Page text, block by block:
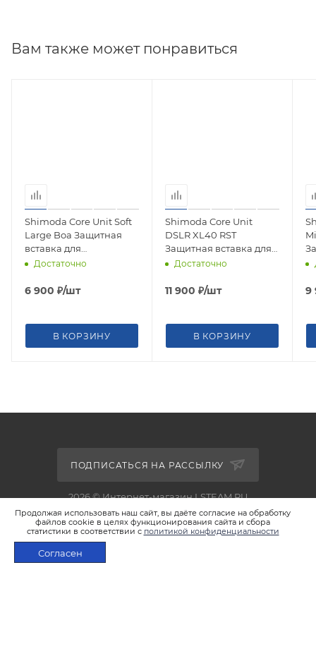
Продолжая использовать наш сайт, вы даёте согласие на обработку
файлов cookie в целях функционирования сайта и сбора
статистики в соответствии с политикой конфиденциальности
Согласен
Вам также может понравиться
Shimoda Core Unit Soft
Large Boa Защитная
вставка для
фотооборудования 520-
Достаточно
6 900 ₽/шт
В КОРЗИНУ
Shimoda Core Unit
DSLR XL40 RST
Защитная вставка для
фотооборудования 520-
Достаточно
11 900 ₽/шт
В КОРЗИНУ
9
ПОДПИСАТЬСЯ НА РАССЫЛКУ
2026 © Интернет-магазин LSTEAM.RU